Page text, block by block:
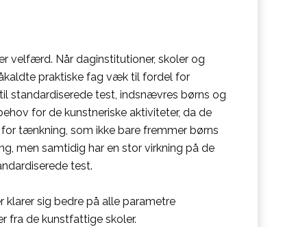
velfærd. Når daginstitutioner, skoler og
praktiske fag væk til fordel for
standardiserede test, indsnævres børns og
for de kunstneriske aktiviteter, da de
tænkning, som ikke bare fremmer børns
men samtidig har en stor virkning på de
test.
klarer sig bedre på alle parametre
fra de kunstfattige skoler.